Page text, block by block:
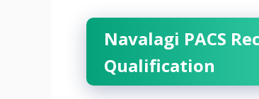
Navalagi PACS
Qualification